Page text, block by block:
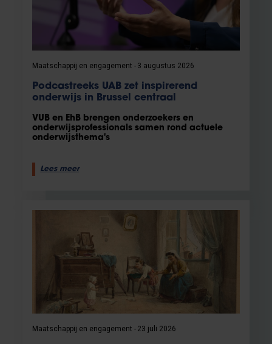
Maatschappij en engagement 3 augustus 2026
Podcastreeks UAB zet inspirerend
onderwijs in Brussel centraal
VUB en EhB brengen onderzoekers en
onderwijsprofessionals samen rond actuele
onderwijsthema's
Lees meer
Maatschappij en engagement 23 juli 2026